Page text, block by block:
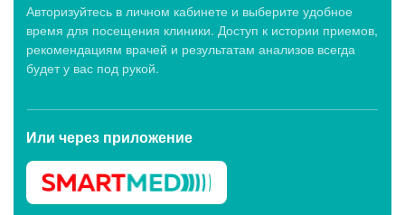
Авторизуйтесь в личном кабинете и выберите удобное
время для посещения клиники. Доступ к истории приемов,
рекомендациям врачей и результатам анализов всегда
будет у вас под рукой.
Или через приложение